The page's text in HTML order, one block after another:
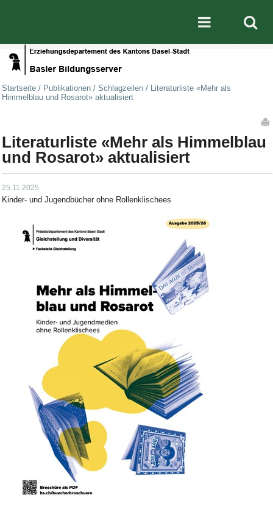
Mobile
Startseite / Publikationen / Schlagzeilen /
Literaturliste «Mehr als
Himmelblau und Rosarot» aktualisiert
Literaturliste «Mehr als Himmelblau
und Rosarot» aktualisiert
25.11.2025
Kinder- und Jugendbücher ohne Rollenklischees